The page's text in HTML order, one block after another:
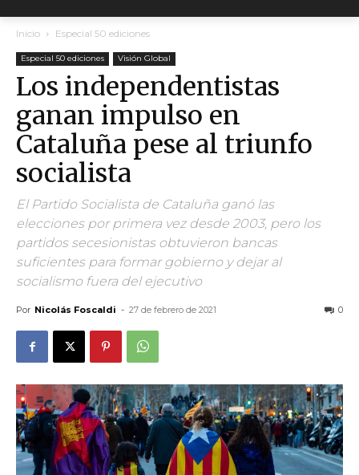
Inicio Especial 50 ediciones
Especial 50 ediciones Visión Global
Los independentistas
ganan impulso en
Cataluña pese al triunfo
socialista
El Partido Socialista de Cataluña ganó las
elecciones por primera vez desde 2003, pero los
partidos secesionistas obtuvieron bancas
suficientes para formar gobierno y dejar al
socialismo fuera del ejecutivo
Por Nicolás Foscaldi - 27 de febrero de 2021 0